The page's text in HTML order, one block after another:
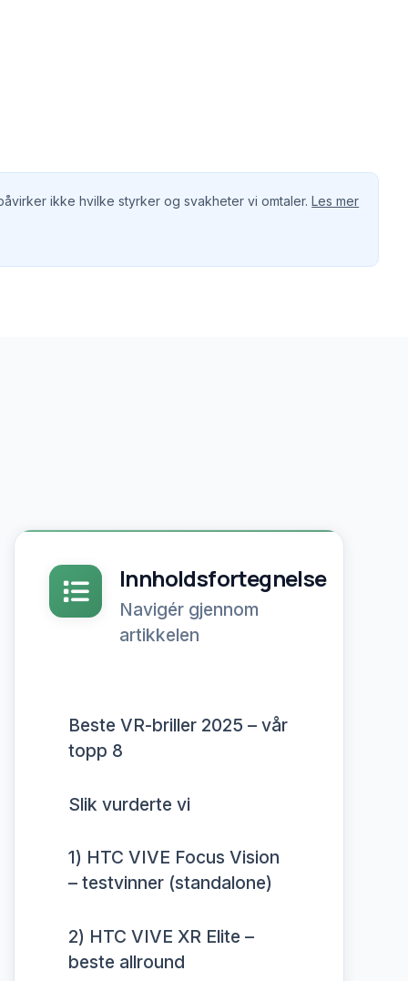
ikke hvilke styrker og svakheter vi omtaler.Les mer
Innholdsfortegnelse
Navigér gjennom
artikkelen
Beste VR-briller 2025 – vår
topp 8
Slik vurderte vi
1) HTC VIVE Focus Vision
– testvinner (standalone)
2) HTC VIVE XR Elite –
beste allround